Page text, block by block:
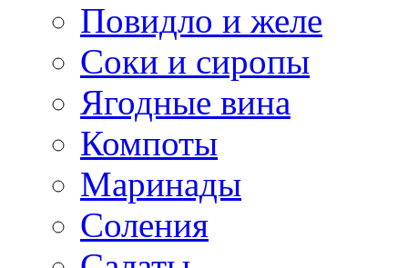
Повидло и желе
Соки и сиропы
Ягодные вина
Компоты
Маринады
Соления